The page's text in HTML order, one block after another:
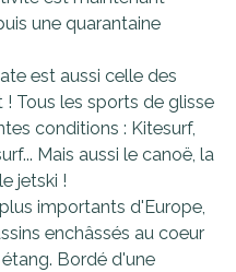
une quarantaine
est aussi celle des
Tous les sports de glisse
conditions : Kitesurf,
Mais aussi le canoë, la
jetski !
importants d'Europe,
enchâssés au coeur
Bordé d'une